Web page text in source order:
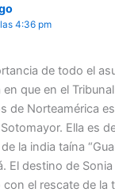
4:36 pm
de todo el
que en el
de Norteamérica
Ella es
la india taína
El destino de
el rescate de la